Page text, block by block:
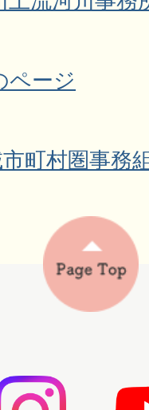
ページ
町村圏事務